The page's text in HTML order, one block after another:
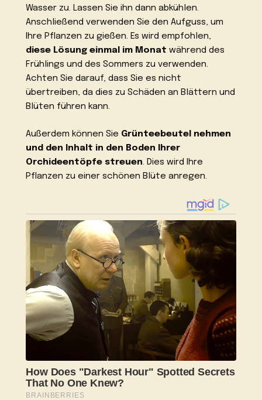
Wasser zu. Lassen Sie ihn dann abkühlen.
Anschließend verwenden Sie den Aufguss, um
Ihre Pflanzen zu gießen. Es wird empfohlen,
diese Lösung einmal im Monat während des
Frühlings und des Sommers zu verwenden.
Achten Sie darauf, dass Sie es nicht
übertreiben, da dies zu Schäden an Blättern und
Blüten führen kann.
Außerdem können Sie Grünteebeutel nehmen
und den Inhalt in den Boden Ihrer
Orchideentöpfe streuen. Dies wird Ihre
Pflanzen zu einer schönen Blüte anregen.